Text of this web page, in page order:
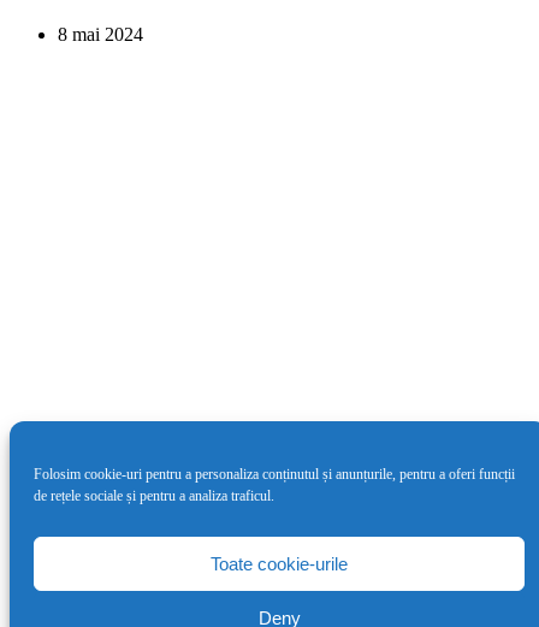
8 mai 2024
Cea de-a doua ediție LYNX Festival va
avea loc între 4 – 9 iunie
Folosim cookie-uri pentru a personaliza conținutul și anunțurile, pentru a oferi funcții
de rețele sociale și pentru a analiza traficul.
Toate cookie-urile
Deny